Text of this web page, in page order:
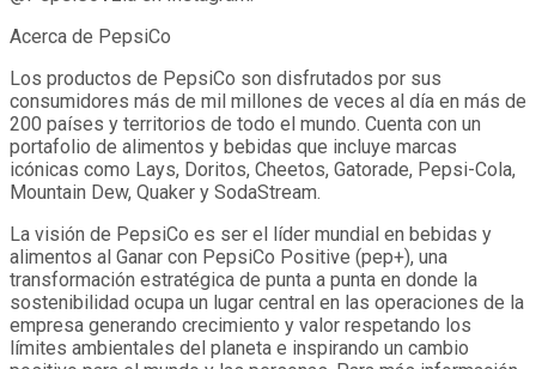
Acerca de PepsiCo
Los productos de PepsiCo son disfrutados por sus
consumidores más de mil millones de veces al día en más de
200 países y territorios de todo el mundo. Cuenta con un
portafolio de alimentos y bebidas que incluye marcas
icónicas como Lays, Doritos, Cheetos, Gatorade, Pepsi-Cola,
Mountain Dew, Quaker y SodaStream.
La visión de PepsiCo es ser el líder mundial en bebidas y
alimentos al Ganar con PepsiCo Positive (pep+), una
transformación estratégica de punta a punta en donde la
sostenibilidad ocupa un lugar central en las operaciones de la
empresa generando crecimiento y valor respetando los
límites ambientales del planeta e inspirando un cambio